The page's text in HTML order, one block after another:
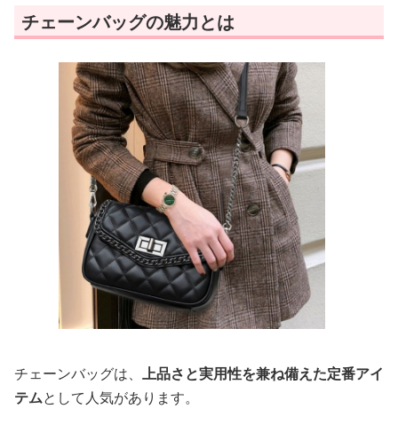
チェーンバッグの魅力とは
チェーンバッグは、 上品さと実用性を兼ね備えた定番アイ
テムとして人気があります。